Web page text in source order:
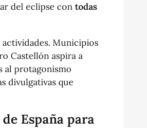
del eclipse con todas
actividades. Municipios
Castellón aspira a
al protagonismo
divulgativas que
España para